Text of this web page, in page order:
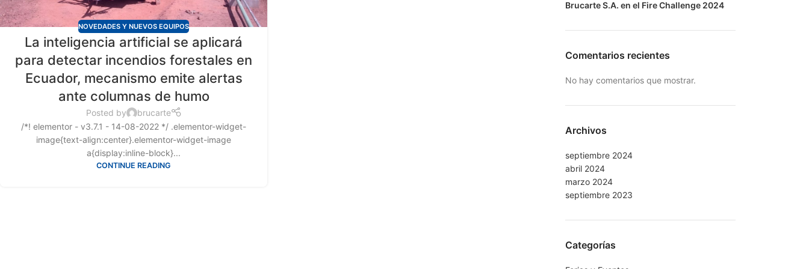
NOVEDADES Y NUEVOS EQUIPOS
La inteligencia artificial se aplicará
para detectar incendios forestales en
Ecuador, mecanismo emite alertas
ante columnas de humo
Posted by
brucarte
/*! elementor - v3.7.1 - 14-08-2022 */ .elementor-widget-
image{text-align:center}.elementor-widget-image
a{display:inline-block}...
CONTINUE READING
Brucarte S.A. en el Fire Challenge 2024
Comentarios recientes
No hay comentarios que mostrar.
Archivos
septiembre 2024
abril 2024
marzo 2024
septiembre 2023
Categorías